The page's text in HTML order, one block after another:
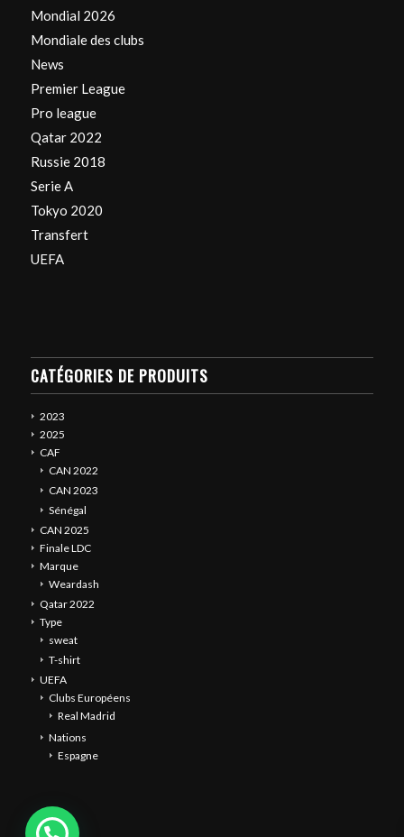
Mondial 2026
Mondiale des clubs
News
Premier League
Pro league
Qatar 2022
Russie 2018
Serie A
Tokyo 2020
Transfert
UEFA
CATÉGORIES DE PRODUITS
2023
2025
CAF
CAN 2022
CAN 2023
Sénégal
CAN 2025
Finale LDC
Marque
Weardash
Qatar 2022
Type
sweat
T-shirt
UEFA
Clubs Européens
Real Madrid
Nations
Espagne